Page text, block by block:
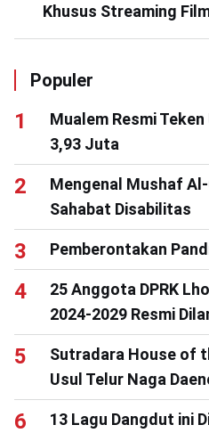
Khusus Streaming
Populer
Mualem Resmi
3,93 Juta
Mengenal Mushaf
Sahabat Disabilitas
Pemberontakan
25 Anggota DPRK
2024-2029 Resmi
Sutradara House of
Usul Telur Naga
13 Lagu Dangdut ini